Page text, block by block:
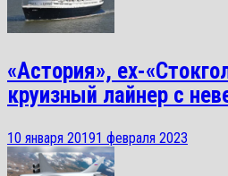
«Астория», ex-
круизный лайнер с
10 января 20191 февраля 2023